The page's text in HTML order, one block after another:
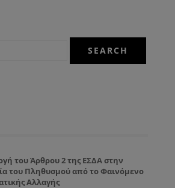
του Άρθρου 2 της ΕΣΔΑ στην
του Πληθυσμού από το Φαινόμενο
Αλλαγής